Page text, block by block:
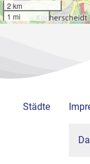
2 km
1 mi
Städte